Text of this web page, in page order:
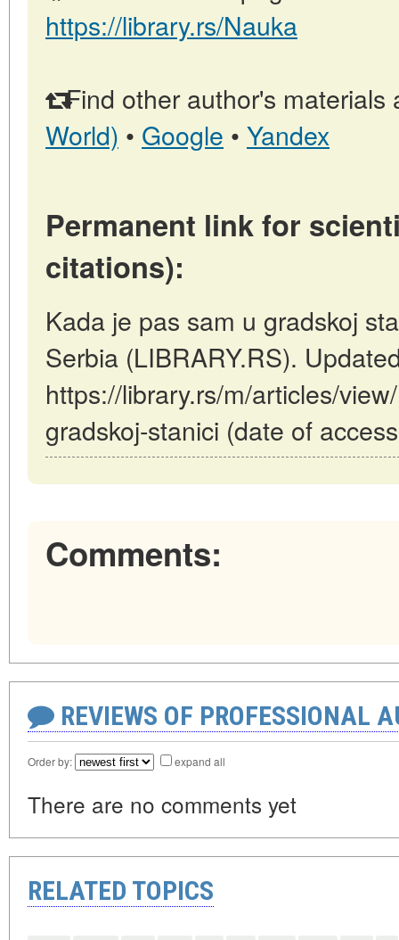
https://library.rs/Nauka
Find other author's materials
World) • Google • Yandex
Permanent link for
citations):
Kada je pas sam u gradskoj
Serbia (LIBRARY.RS).
https://library.rs/m/articles/
gradskoj-stanici (date of
Comments:
REVIEWS OF PROFESSIONAL
Order by: expand all
There are no comments yet
RELATED TOPICS